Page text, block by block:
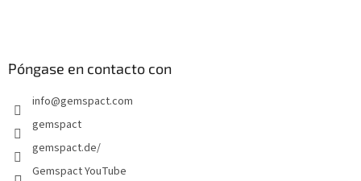
Póngase en contacto con
info@gemspact.com
gemspact
gemspact.de/
Gemspact YouTube